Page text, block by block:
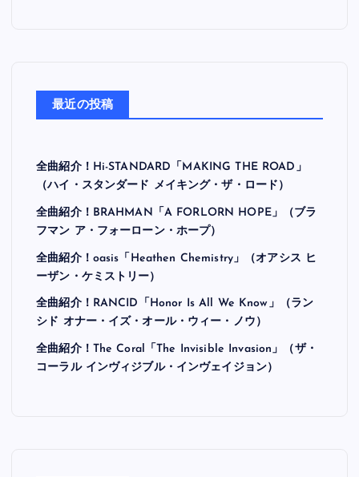
最近の投稿
全曲紹介！Hi-STANDARD「MAKING THE ROAD」
（ハイ・スタンダード メイキング・ザ・ロード）
全曲紹介！BRAHMAN「A FORLORN HOPE」（ブラ
フマン ア・フォーローン・ホープ）
全曲紹介！oasis「Heathen Chemistry」（オアシス ヒ
ーザン・ケミストリー）
全曲紹介！RANCID「Honor Is All We Know」（ラン
シド オナー・イズ・オール・ウィー・ノウ）
全曲紹介！The Coral「The Invisible Invasion」（ザ・
コーラル インヴィジブル・インヴェイジョン）